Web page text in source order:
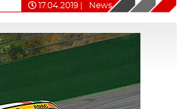
17.04.2019 News